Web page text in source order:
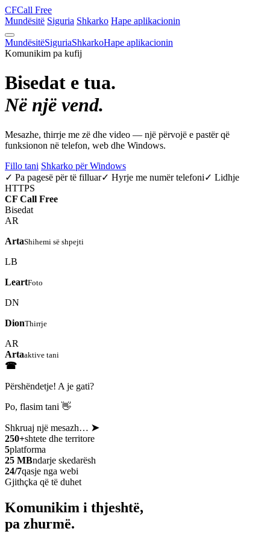
CFCall Free
Mundësitë Siguria Shkarko Hape aplikacionin
MundësitëSiguriaShkarkoHape aplikacionin
Komunikim pa kufij
Bisedat e tua.
Në një vend.
Mesazhe, thirrje me zë dhe video — një përvojë e pastër që
funksionon në telefon, web dhe Windows.
Fillo tani Shkarko për Windows
✓ Pa pagesë për të filluar✓ Hyrje me numër telefoni✓ Lidhje
HTTPS
CF Call Free
Bisedat
AR
ArtaShihemi së shpejti
LB
LeartFoto
DN
DionThirrje
AR
Artaaktive tani
☎
Përshëndetje! A je gati?
Po, flasim tani 👋
Shkruaj një mesazh… ➤
250+shtete dhe territore
5platforma
25 MBndarje skedarësh
24/7qasje nga webi
Gjithçka që të duhet
Komunikim i thjeshtë,
pa zhurmë.